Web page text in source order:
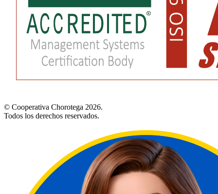
© Cooperativa Chorotega 2026.
Todos los derechos reservados.